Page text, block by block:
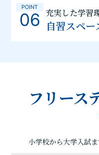
POINT
06 充実した学習
自習スペ
フリース
小学校から大学入試